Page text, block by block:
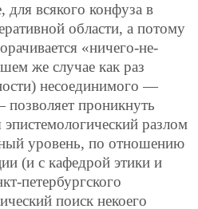
всякого конфуза в
области, а потому
«ничего-не-
же случае как раз
несоединимого —
позволяет проникнуть
разлом
уровень, по отношению
(и с кафедрой этики и
петербургского
поиск некоего